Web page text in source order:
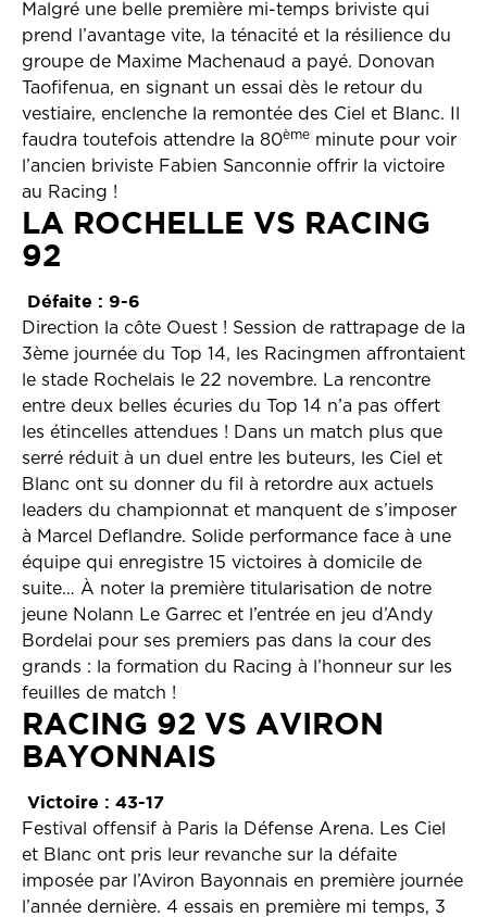
Malgré une belle première mi-temps briviste qui
prend l’avantage vite, la ténacité et la résilience du
groupe de Maxime Machenaud a payé. Donovan
Taofifenua, en signant un essai dès le retour du
vestiaire, enclenche la remontée des Ciel et Blanc. Il
faudra toutefois attendre la 80ème minute pour voir
l’ancien briviste Fabien Sanconnie offrir la victoire
au Racing !
LA ROCHELLE VS RACING
92
Défaite : 9-6
Direction la côte Ouest ! Session de rattrapage de la
3ème journée du Top 14, les Racingmen affrontaient
le stade Rochelais le 22 novembre. La rencontre
entre deux belles écuries du Top 14 n’a pas offert
les étincelles attendues ! Dans un match plus que
serré réduit à un duel entre les buteurs, les Ciel et
Blanc ont su donner du fil à retordre aux actuels
leaders du championnat et manquent de s’imposer
à Marcel Deflandre. Solide performance face à une
équipe qui enregistre 15 victoires à domicile de
suite… À noter la première titularisation de notre
jeune Nolann Le Garrec et l’entrée en jeu d’Andy
Bordelai pour ses premiers pas dans la cour des
grands : la formation du Racing à l’honneur sur les
feuilles de match !
RACING 92 VS AVIRON
BAYONNAIS
Victoire : 43-17
Festival offensif à Paris la Défense Arena. Les Ciel
et Blanc ont pris leur revanche sur la défaite
imposée par l’Aviron Bayonnais en première journée
l’année dernière. 4 essais en première mi temps, 3